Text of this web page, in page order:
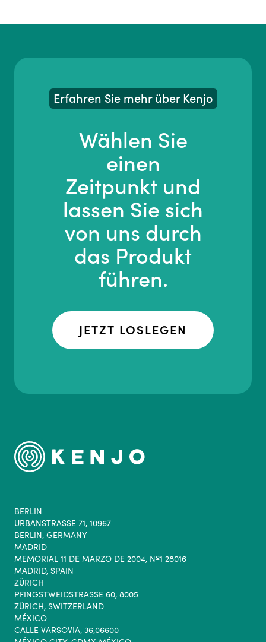
Erfahren Sie mehr über Kenjo
Wählen Sie
einen
Zeitpunkt und
lassen Sie sich
von uns durch
das Produkt
führen.
JETZT LOSLEGEN
BERLIN
URBANSTRASSE 71, 10967
BERLIN, GERMANY
MADRID
MEMORIAL 11 DE MARZO DE 2004, Nº1 28016
MADRID, SPAIN
ZÜRICH
PFINGSTWEIDSTRASSE 60, 8005
ZÜRICH, SWITZERLAND
MÉXICO
CALLE VARSOVIA, 36,06600